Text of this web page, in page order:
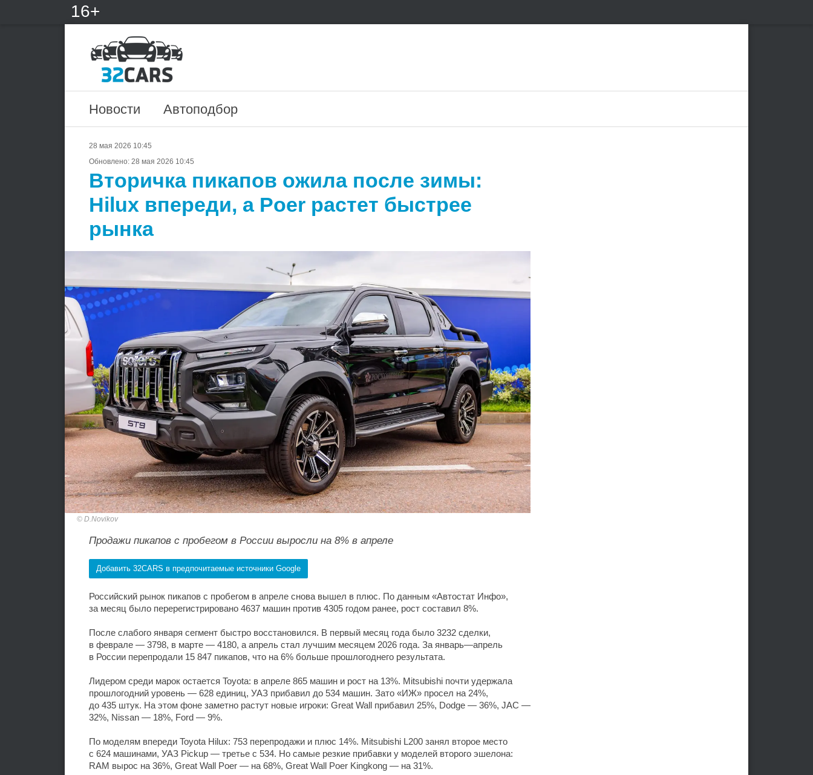
16+
Новости Автоподбор
28 мая 2026 10:45
Обновлено: 28 мая 2026 10:45
Вторичка пикапов ожила после зимы:
Hilux впереди, а Poer растет быстрее
рынка
D.Novikov
Продажи пикапов с пробегом в России выросли на 8% в апреле
Добавить 32CARS в предпочитаемые источники Google
Российский рынок пикапов с пробегом в апреле снова вышел в плюс. По данным «Автостат Инфо»,
за месяц было перерегистрировано 4637 машин против 4305 годом ранее, рост составил 8%.
После слабого января сегмент быстро восстановился. В первый месяц года было 3232 сделки,
в феврале — 3798, в марте — 4180, а апрель стал лучшим месяцем 2026 года. За январь—апрель
в России перепродали 15 847 пикапов, что на 6% больше прошлогоднего результата.
Лидером среди марок остается Toyota: в апреле 865 машин и рост на 13%. Mitsubishi почти удержала
прошлогодний уровень — 628 единиц, УАЗ прибавил до 534 машин. Зато «ИЖ» просел на 24%,
до 435 штук. На этом фоне заметно растут новые игроки: Great Wall прибавил 25%, Dodge — 36%, JAC —
32%, Nissan — 18%, Ford — 9%.
По моделям впереди Toyota Hilux: 753 перепродажи и плюс 14%. Mitsubishi L200 занял второе место
с 624 машинами, УАЗ Pickup — третье с 534. Но самые резкие прибавки у моделей второго эшелона:
RAM вырос на 36%, Great Wall Poer — на 68%, Great Wall Poer Kingkong — на 31%.